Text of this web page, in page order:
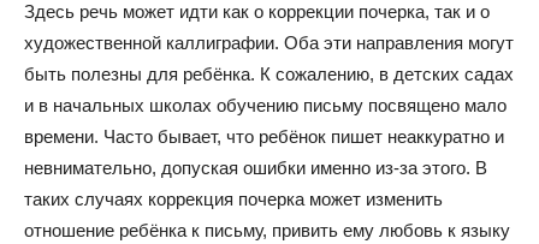
Здесь речь может идти как о коррекции почерка, так и о
художественной каллиграфии. Оба эти направления могут
быть полезны для ребёнка. К сожалению, в детских садах
и в начальных школах обучению письму посвящено мало
времени. Часто бывает, что ребёнок пишет неаккуратно и
невнимательно, допуская ошибки именно из-за этого. В
таких случаях коррекция почерка может изменить
отношение ребёнка к письму, привить ему любовь к языку